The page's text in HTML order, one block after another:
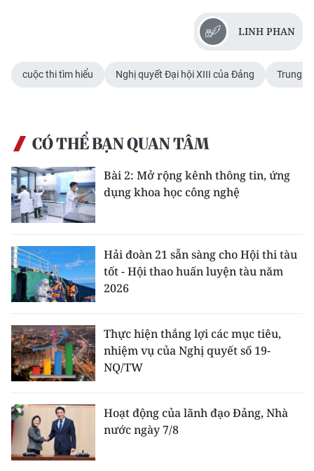
ENGLISH
中文
РУССКИЙ
ESPAÑOL
한국어
LINH PHAN
cuộc thi tìm hiểu Nghị quyết Đại hội XIII của Đảng Trung
CÓ THỂ BẠN QUAN TÂM
Bài 2: Mở rộng kênh thông tin, ứng
dụng khoa học công nghệ
Hải đoàn 21 sẵn sàng cho Hội thi tàu
tốt - Hội thao huấn luyện tàu năm
2026
Thực hiện thắng lợi các mục tiêu,
nhiệm vụ của Nghị quyết số 19-
NQ/TW
Hoạt động của lãnh đạo Đảng, Nhà
nước ngày 7/8